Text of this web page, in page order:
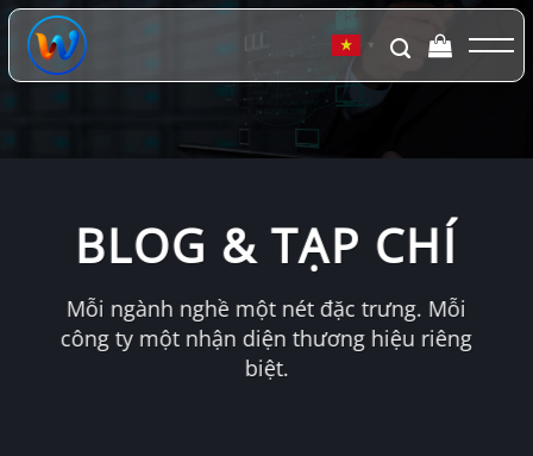
Chuyển
đến
dung
▼
BLOG & TẠP CHÍ
Mỗi ngành nghề một nét đặc trưng. Mỗi
công ty một nhận diện thương hiệu riêng
biệt.